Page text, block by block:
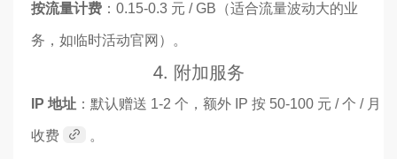
按流量计费 ：0.15-0.3 元 / GB（适合流量波动大的业
务，如临时活动官网）。
4. 附加服务
IP 地址 ：默认赠送 1-2 个，额外 IP 按 50-100 元 / 个 / 月
收费 。